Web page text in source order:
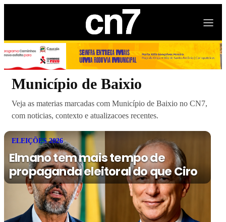
Município de Baixio
Veja as materias marcadas com Município de Baixio no CN7,
com noticias, contexto e atualizacoes recentes.
ELEIÇÕES 2026
Elmano tem mais tempo de
propaganda eleitoral do que Ciro